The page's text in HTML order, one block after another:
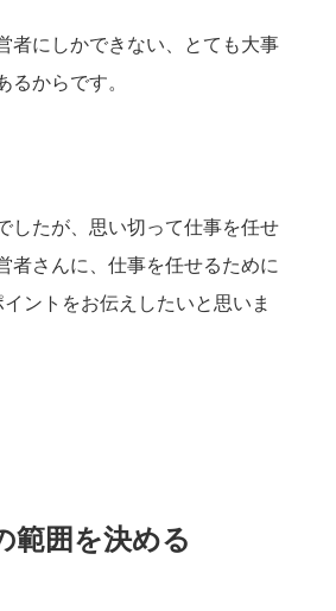
者にしかできない、とても大事
るからです。
したが、思い切って仕事を任せ
者さんに、仕事を任せるために
ントをお伝えしたいと思いま
範囲を決める